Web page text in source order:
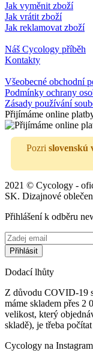
Jak vyměnit zboží
Jak vrátit zboží
Jak reklamovat zboží
Náš Cycology příběh
Kontakty
Všeobecné obchodní
Podmínky ochrany
Zásady používání
Přijímáme online
Pozri slovenskú
2021 © Cycology -
SK. Dizajnové
Přihlášení k odběru
Dodací lhůty
Z důvodu COVID-19
máme skladem přes 2
velikost, který
skladě), je třeba
Cycology na